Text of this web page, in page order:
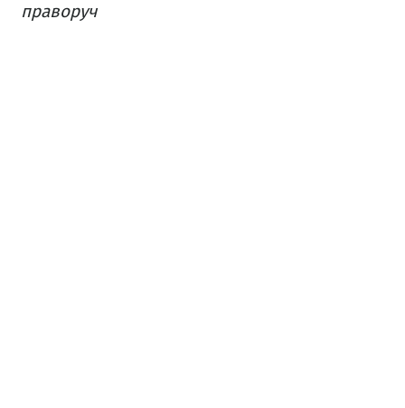
праворуч